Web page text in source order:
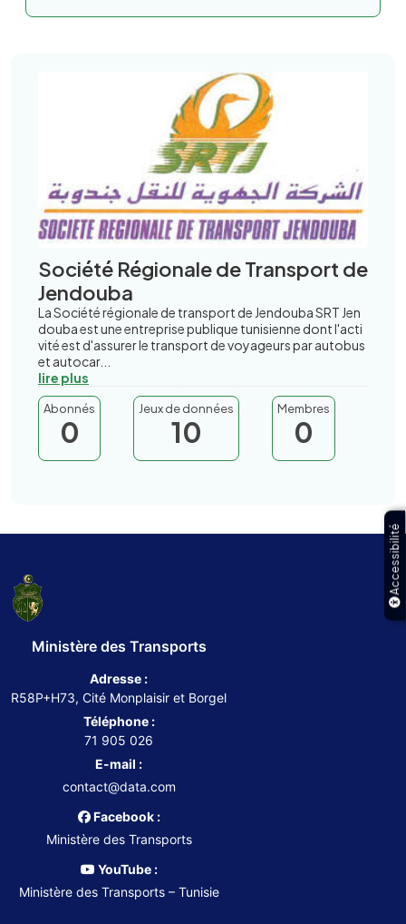
Accessibilité
Société Régionale de Transport de
Jendouba
La Société régionale de transport de Jendouba SRT Jen
douba est une entreprise publique tunisienne dont l'acti
vité est d'assurer le transport de voyageurs par autobus
et autocar...
lire plus
Abonnés
0
Jeux de données
10
Membres
0
Ministère des Transports
Adresse :
R58P+H73, Cité Monplaisir et Borgel
Téléphone :
71 905 026
E-mail :
contact@data.com
Facebook :
Ministère des Transports
YouTube :
Ministère des Transports – Tunisie